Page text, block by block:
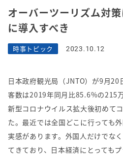
オーバーツーリズム対
に導入すべき
時事トピック 2023.10.12
日本政府観光局（JNTO）が9月20
客数は2019年同月比85.6%の215
新型コロナウイルス拡大後初めて
た。最近では全国どこに行っても
実感があります。外国人だけでな
てきており、日本経済にとっても